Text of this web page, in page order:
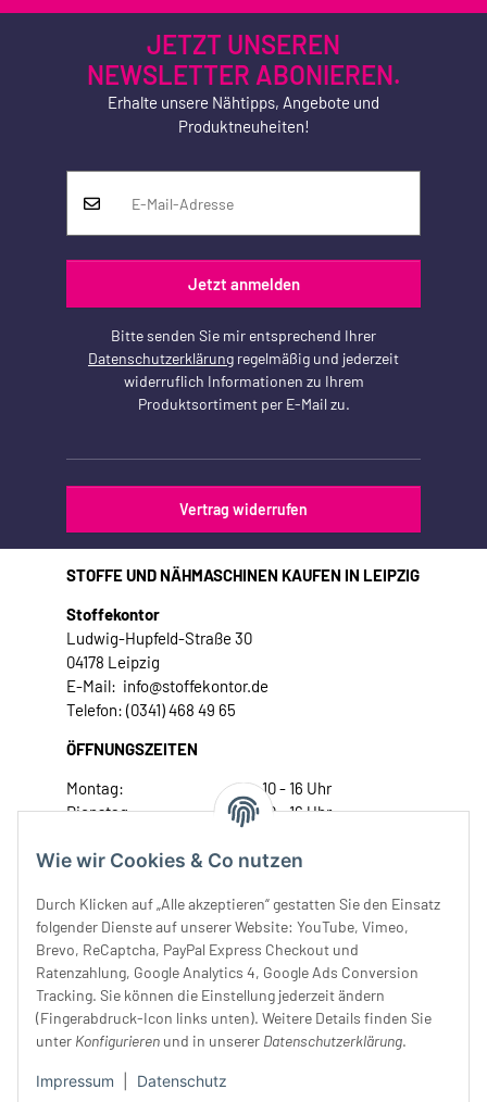
Wie wir Cookies & Co nutzen
Durch Klicken auf „Alle akzeptieren“ gestatten Sie den Einsatz
folgender Dienste auf unserer Website: YouTube, Vimeo,
Brevo, ReCaptcha, PayPal Express Checkout und
Ratenzahlung, Google Analytics 4, Google Ads Conversion
Tracking. Sie können die Einstellung jederzeit ändern
(Fingerabdruck-Icon links unten). Weitere Details finden Sie
unter Konfigurieren und in unserer Datenschutzerklärung.
Impressum Datenschutz
JETZT UNSEREN
NEWSLETTER ABONIEREN.
Erhalte unsere Nähtipps, Angebote und
Produktneuheiten!
Jetzt anmelden
Bitte senden Sie mir entsprechend Ihrer
Datenschutzerklärung regelmäßig und jederzeit
widerruflich Informationen zu Ihrem
Produktsortiment per E-Mail zu.
Vertrag widerrufen
STOFFE UND NÄHMASCHINEN KAUFEN IN LEIPZIG
Stoffekontor
Ludwig-Hupfeld-Straße 30
04178 Leipzig
E-Mail: info@stoffekontor.de
Telefon: (0341) 468 49 65
ÖFFNUNGSZEITEN
Montag:
10 - 16 Uhr
Dienstag:
10 - 16 Uhr
Donnerstag:
10 - 18 Uhr
Samstag:
10 - 14 Uhr
Unser Service
Rechtliches